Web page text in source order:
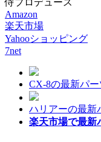
Amazon
楽天市場
Yahooショッピング
7net
CX-8の最新パ
ハリアーの最
楽天市場で最